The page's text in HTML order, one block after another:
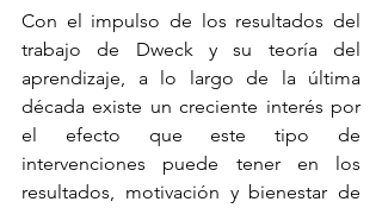
Con el impulso de los resultados del
trabajo de Dweck y su teoría del
aprendizaje, a lo largo de la última
década existe un creciente interés por
el efecto que este tipo de
intervenciones puede tener en los
resultados, motivación y bienestar de